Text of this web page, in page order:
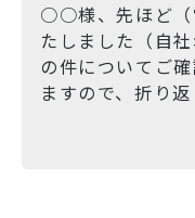
○○様、先ほど（
たしました（自
の件についてご
ますので、折り